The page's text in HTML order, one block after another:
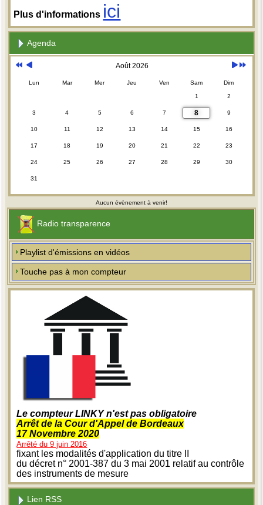
Plus d'informations ici
Agenda
Août 2026
Lun Mar Mer Jeu Ven Sam Dim
1 2
3 4 5 6 7 8 9
10 11 12 13 14 15 16
17 18 19 20 21 22 23
24 25 26 27 28 29 30
31
Aucun évènement à venir!
Radio transparence
Playlist d'émissions en vidéos
Touche pas à mon compteur
Le compteur LINKY n'est pas obligatoire
Arrêt de la Cour d'Appel de Bordeaux
17 Novembre 2020
Arrêté du 9 juin 2016
fixant les modalités d'application du titre II
du décret n° 2001-387 du 3 mai 2001 relatif au contrôle
des instruments de mesure
Lien RSS